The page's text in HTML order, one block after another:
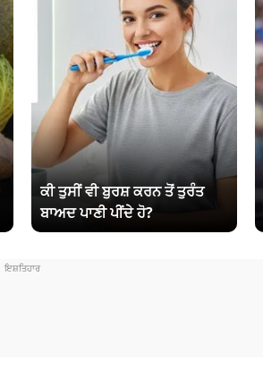
ਕੀ ਤੁਸੀਂ ਵੀ ਬੁਰਸ਼ ਕਰਨ ਤੋਂ ਤੁਰੰਤ
ਬਾਅਦ ਪਾਣੀ ਪੀਂਦੇ ਹੋ?